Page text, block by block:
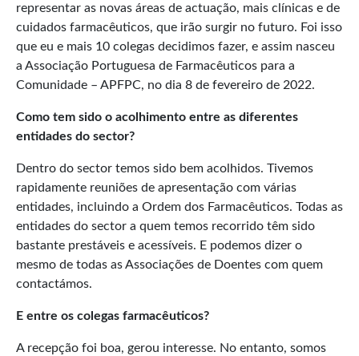
representar as novas áreas de actuação, mais clínicas e de
cuidados farmacêuticos, que irão surgir no futuro. Foi isso
que eu e mais 10 colegas decidimos fazer, e assim nasceu
a Associação Portuguesa de Farmacêuticos para a
Comunidade – APFPC, no dia 8 de fevereiro de 2022.
Como tem sido o acolhimento entre as diferentes
entidades do sector?
Dentro do sector temos sido bem acolhidos. Tivemos
rapidamente reuniões de apresentação com várias
entidades, incluindo a Ordem dos Farmacêuticos. Todas as
entidades do sector a quem temos recorrido têm sido
bastante prestáveis e acessíveis. E podemos dizer o
mesmo de todas as Associações de Doentes com quem
contactámos.
E entre os colegas farmacêuticos?
A recepção foi boa, gerou interesse. No entanto, somos